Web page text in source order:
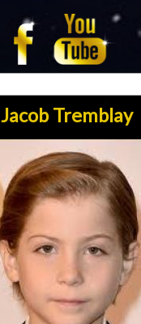
Jacob Tremblay